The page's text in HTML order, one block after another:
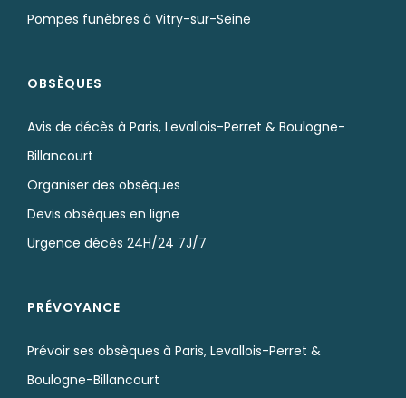
Pompes funèbres à Vitry-sur-Seine
OBSÈQUES
Avis de décès à Paris, Levallois-Perret & Boulogne-
Billancourt
Organiser des obsèques
Devis obsèques en ligne
Urgence décès 24H/24 7J/7
PRÉVOYANCE
Prévoir ses obsèques à Paris, Levallois-Perret &
Boulogne-Billancourt